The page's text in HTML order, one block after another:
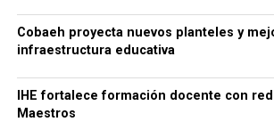
Cobaeh proyecta nuevos planteles y
infraestructura educativa
IHE fortalece formación docente con
Maestros